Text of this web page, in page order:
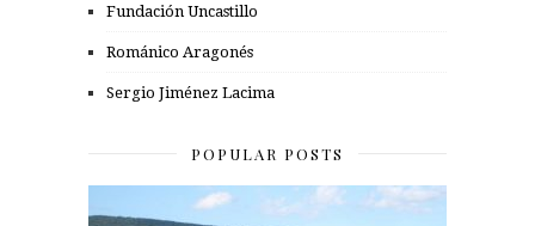
Fundación Uncastillo
Románico Aragonés
Sergio Jiménez Lacima
POPULAR POSTS